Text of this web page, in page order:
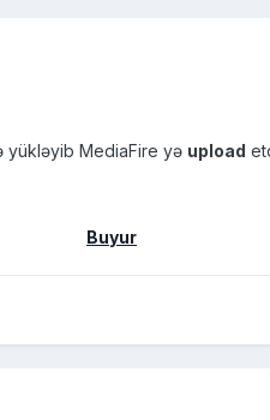
yükləyib MediaFire yə upload
Buyur